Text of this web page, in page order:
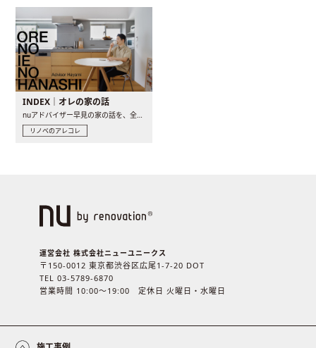
INDEX｜オレの家の話
リノベのアレコレ
運営会社 株式会社ニューユニークス
〒150-0012 東京都渋谷区広尾1-7-20 DOT
TEL 03-5789-6870
営業時間 10:00〜19:00 定休日 火曜日・水曜日